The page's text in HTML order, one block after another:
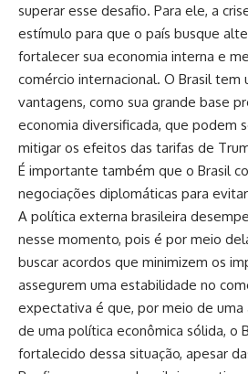
superar esse desafio. Para ele, a
estímulo para que o país busque
fortalecer sua economia interna e
comércio internacional. O Brasil tem
vantagens, como sua grande base
economia diversificada, que podem
mitigar os efeitos das tarifas de
É importante também que o Brasil
negociações diplomáticas para
A política externa brasileira
nesse momento, pois é por meio
buscar acordos que minimizem os
assegurem uma estabilidade no
expectativa é que, por meio de
de uma política econômica sólida, o
fortalecido dessa situação, apesar